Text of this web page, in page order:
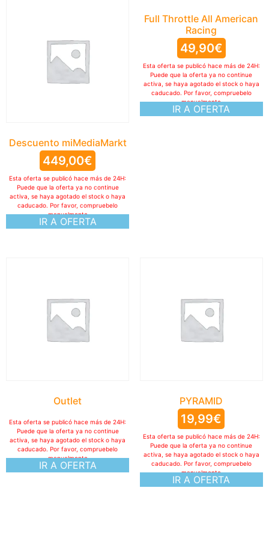
Descuento miMediaMarkt
449,00€
IR A OFERTA
Esta oferta se publicó hace más de 24H:
Puede que la oferta ya no continue
activa, se haya agotado el stock o haya
caducado. Por favor, compruebelo
manualmente
Full Throttle All American
Racing
49,90€
IR A OFERTA
Esta oferta se publicó hace más de 24H:
Puede que la oferta ya no continue
activa, se haya agotado el stock o haya
caducado. Por favor, compruebelo
manualmente
Outlet
IR A OFERTA
Esta oferta se publicó hace más de 24H:
Puede que la oferta ya no continue
activa, se haya agotado el stock o haya
caducado. Por favor, compruebelo
manualmente
PYRAMID
19,99€
IR A OFERTA
Esta oferta se publicó hace más de 24H:
Puede que la oferta ya no continue
activa, se haya agotado el stock o haya
caducado. Por favor, compruebelo
manualmente